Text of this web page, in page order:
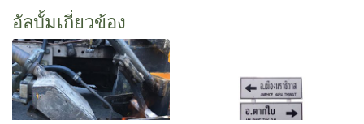
อัลบั้มเกี่ยวข้อง